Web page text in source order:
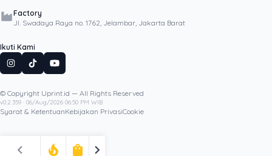
Artikel Lainnya
Factory
Jl. Swadaya Raya no. 1762, Jelambar, Jakarta Barat
Ikuti Kami
© Copyright Uprint.id — All Rights Reserved
v0.2.359 · 06/Aug/2026 06:50 PM WIB
Syarat & KetentuanKebijakan PrivasiCookie
chevron_left local_fire_department shopping_bag chevron_right